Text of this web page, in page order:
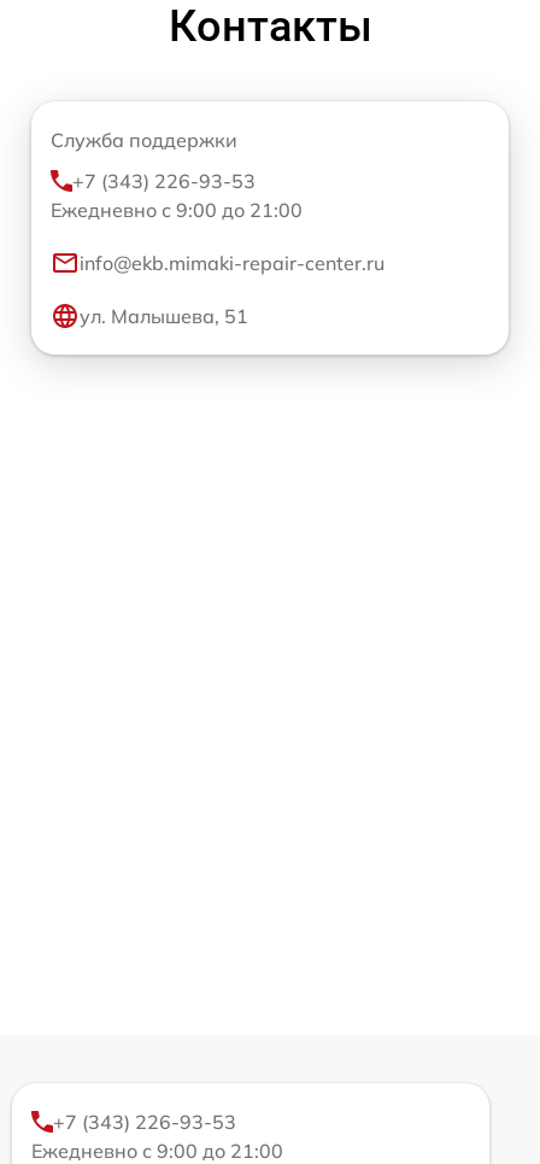
Контакты
Служба поддержки
+7 (343) 226-93-53
Ежедневно с 9:00 до 21:00
info@ekb.mimaki-repair-center.ru
ул. Малышева, 51
+7 (343) 226-93-53
Ежедневно с 9:00 до 21:00